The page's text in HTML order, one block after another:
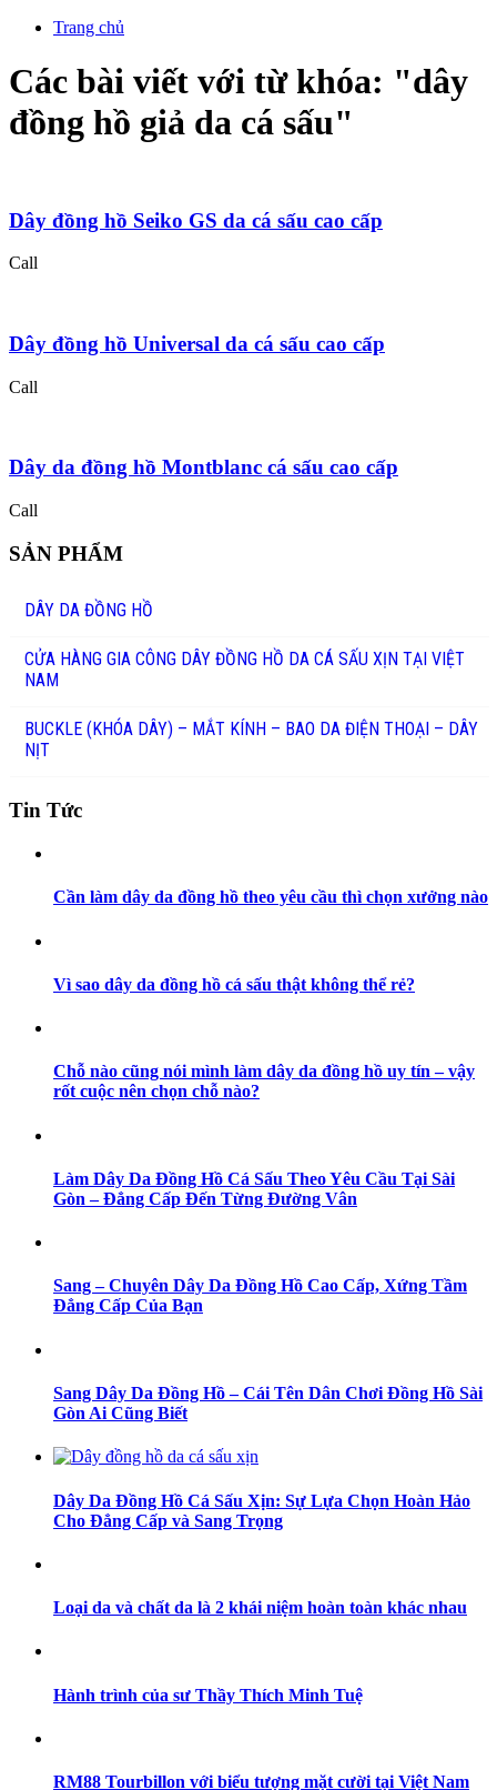
Trang chủ
Các bài viết với từ khóa: "dây
đồng hồ giả da cá sấu"
Dây đồng hồ Seiko GS da cá sấu cao cấp
Call
Dây đồng hồ Universal da cá sấu cao cấp
Call
Dây da đồng hồ Montblanc cá sấu cao cấp
Call
SẢN PHẨM
DÂY DA ĐỒNG HỒ
CỬA HÀNG GIA CÔNG DÂY ĐỒNG HỒ DA CÁ SẤU XỊN TẠI VIỆT
NAM
BUCKLE (KHÓA DÂY) – MẮT KÍNH – BAO DA ĐIỆN THOẠI – DÂY
NỊT
Tin Tức
Cần làm dây da đồng hồ theo yêu cầu thì chọn xưởng nào
Vì sao dây da đồng hồ cá sấu thật không thể rẻ?
Chỗ nào cũng nói mình làm dây da đồng hồ uy tín – vậy
rốt cuộc nên chọn chỗ nào?
Làm Dây Da Đồng Hồ Cá Sấu Theo Yêu Cầu Tại Sài
Gòn – Đẳng Cấp Đến Từng Đường Vân
Sang – Chuyên Dây Da Đồng Hồ Cao Cấp, Xứng Tầm
Đẳng Cấp Của Bạn
Sang Dây Da Đồng Hồ – Cái Tên Dân Chơi Đồng Hồ Sài
Gòn Ai Cũng Biết
Dây Da Đồng Hồ Cá Sấu Xịn: Sự Lựa Chọn Hoàn Hảo
Cho Đẳng Cấp và Sang Trọng
Loại da và chất da là 2 khái niệm hoàn toàn khác nhau
Hành trình của sư Thầy Thích Minh Tuệ
RM88 Tourbillon với biểu tượng mặt cười tại Việt Nam